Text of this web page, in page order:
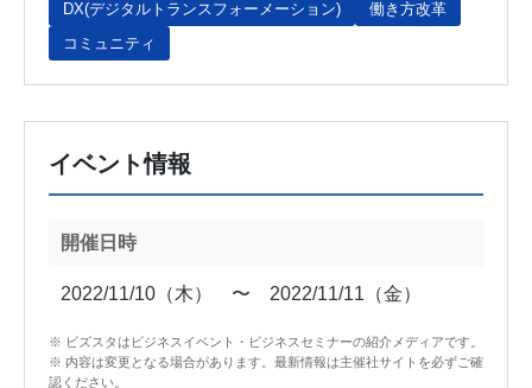
DX(デジタルトランスフォーメーション)
働き方改革
コミュニティ
イベント情報
開催日時
2022/11/10（木） 〜 2022/11/11（金）
※ ビズスタはビジネスイベント・ビジネスセミナーの紹介メディアです。
※ 内容は変更となる場合があります。最新情報は主催社サイトを必ずご確
認ください。